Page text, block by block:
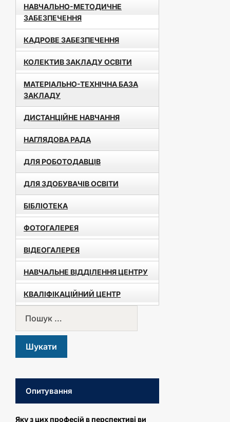
НАВЧАЛЬНО-МЕТОДИЧНЕ
ЗАБЕЗПЕЧЕННЯ
КАДРОВЕ ЗАБЕЗПЕЧЕННЯ
КОЛЕКТИВ ЗАКЛАДУ ОСВІТИ
МАТЕРІАЛЬНО-ТЕХНІЧНА БАЗА
ЗАКЛАДУ
ДИСТАНЦІЙНЕ НАВЧАННЯ
НАГЛЯДОВА РАДА
ДЛЯ РОБОТОДАВЦІВ
ДЛЯ ЗДОБУВАЧІВ ОСВІТИ
БІБЛІОТЕКА
ФОТОГАЛЕРЕЯ
ВІДЕОГАЛЕРЕЯ
НАВЧАЛЬНЕ ВІДДІЛЕННЯ ЦЕНТРУ
КВАЛІФІКАЦІЙНИЙ ЦЕНТР
Опитування
Яку з цих професій в перспективі ви